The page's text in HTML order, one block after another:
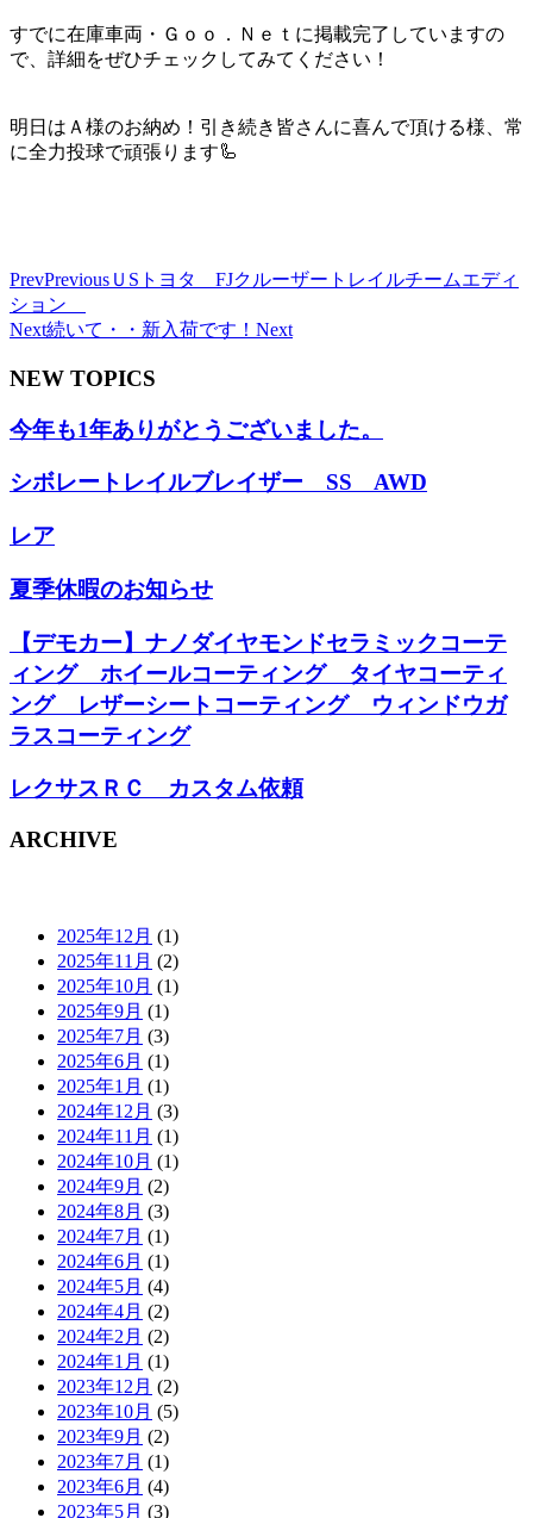
すでに在庫車両・Ｇｏｏ．Ｎｅｔに掲載完了していますの
で、詳細をぜひチェックしてみてください！
明日はＡ様のお納め！引き続き皆さんに喜んで頂ける様、常
に全力投球で頑張ります🦾
PrevPrevious ＵSトヨタ FJクルーザートレイルチームエディ
ション
Next続いて・・新入荷です！ Next
NEW TOPICS
今年も1年ありがとうございました。
シボレートレイルブレイザー SS AWD
レア
夏季休暇のお知らせ
【デモカー】ナノダイヤモンドセラミックコーテ
ィング ホイールコーティング タイヤコーティ
ング レザーシートコーティング ウィンドウガ
ラスコーティング
レクサスＲＣ カスタム依頼
ARCHIVE
2025年12月 (1)
2025年11月 (2)
2025年10月 (1)
2025年9月 (1)
2025年7月 (3)
2025年6月 (1)
2025年1月 (1)
2024年12月 (3)
2024年11月 (1)
2024年10月 (1)
2024年9月 (2)
2024年8月 (3)
2024年7月 (1)
2024年6月 (1)
2024年5月 (4)
2024年4月 (2)
2024年2月 (2)
2024年1月 (1)
2023年12月 (2)
2023年10月 (5)
2023年9月 (2)
2023年7月 (1)
2023年6月 (4)
2023年5月 (3)